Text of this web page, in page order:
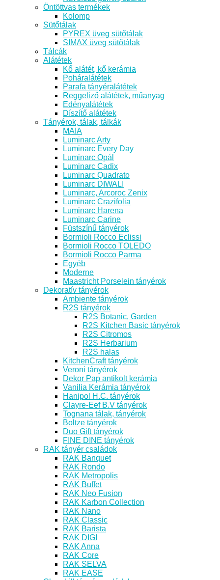
Öntöttvas termékek
Kolomp
Sütőtálak
PYREX üveg sütőtálak
SIMAX üveg sütőtálak
Tálcák
Alátétek
Kő alátét, kő kerámia
Poháralátétek
Parafa tányéralátétek
Reggeliző alátétek, műanyag
Edényalátétek
Díszítő alátétek
Tányérok, tálak, tálkák
MAIA
Luminarc Arty
Luminarc Every Day
Luminarc Opál
Luminarc Cadix
Luminarc Quadrato
Luminarc DIWALI
Luminarc, Arcoroc Zenix
Luminarc Crazifolia
Luminarc Harena
Luminarc Carine
Füstszínű tányérok
Bormioli Rocco Eclissi
Bormioli Rocco TOLEDO
Bormioli Rocco Parma
Egyéb
Moderne
Maastricht Porselein tányérok
Dekoratív tányérok
Ambiente tányérok
R2S tányérok
R2S Botanic, Garden
R2S Kitchen Basic tányérok
R2S Citromos
R2S Herbarium
R2S halas
KitchenCraft tányérok
Veroni tányérok
Dekor Pap antikolt kerámia
Vanilia Kerámia tányérok
Hanipol H.C. tányérok
Clayre-Eef B.V tányérok
Tognana tálak, tányérok
Boltze tányérok
Duo Gift tányérok
FINE DINE tányérok
RAK tányér családok
RAK Banquet
RAK Rondo
RAK Metropolis
RAK Buffet
RAK Neo Fusion
RAK Karbon Collection
RAK Nano
RAK Classic
RAK Barista
RAK DIGI
RAK Anna
RAK Core
RAK SELVA
RAK EASE